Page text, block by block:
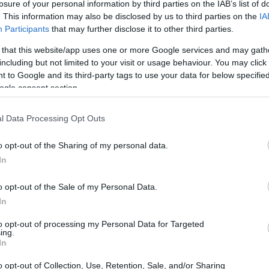
of your personal information by third parties on the IAB’s list of
This information may also be disclosed by us to third parties on the
Participants that may further disclose it to other third parties.
that this website/app uses one or more Google services and may
but not limited to your visit or usage behaviour. You may
to Google and its third-party tags to use your data for below
consent section.
Data Processing Opt Outs
opt-out of the Sharing of my personal data.
opt-out of the Sale of my Personal Data.
opt-out of processing my Personal Data for Targeted
opt-out of Collection, Use, Retention, Sale, and/or Sharing
della Federal Reserve riguardo ai tassi di
nella leadership potrebbe portare a nuove
i mercati finanziari. In Giappone,
un cambiamento nelle politiche economiche,
e sfide demografiche.
potrebbero influenzare le loro strategie di
macroeconomici
per essere pubblicate, aggiungendo un
Le aziende tecnologiche, che hanno
sfide uniche, tra cui la regolamentazione
macroeconomici in uscita, come il tasso di
indizi sulla salute dell’economia globale.Questi